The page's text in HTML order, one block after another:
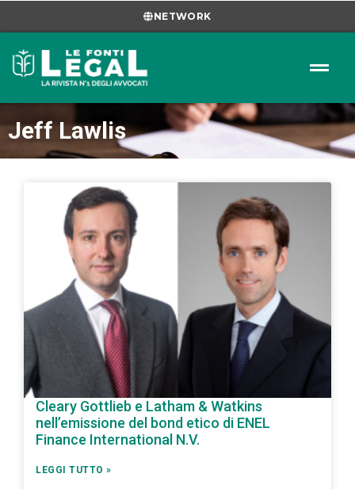
NETWORK
Jeff Lawlis
Cleary Gottlieb e Latham & Watkins
nell’emissione del bond etico di ENEL
Finance International N.V.
LEGGI TUTTO »